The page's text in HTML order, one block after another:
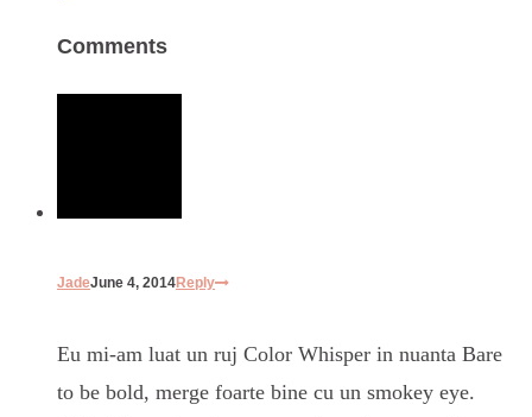
Comments
JadeJune 4, 2014Reply
Eu mi-am luat un ruj Color Whisper in nuanta Bare
to be bold, merge foarte bine cu un smokey eye.